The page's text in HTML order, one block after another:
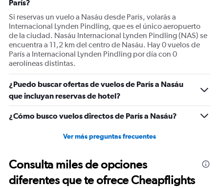
axis
values.
Range:
0
to
1500.
París?
Si reservas un vuelo a Nasáu desde París, volarás a
Internacional Lynden Pindling, que es el único aeropuerto
de la ciudad. Nasáu Internacional Lynden Pindling (NAS) se
encuentra a 11,2 km del centro de Nasáu. Hay 0 vuelos de
París a Internacional Lynden Pindling por día con 0
aerolíneas distintas.
¿Puedo buscar ofertas de vuelos de París a Nasáu
que incluyan reservas de hotel?
¿Cómo busco vuelos directos de París a Nasáu?
Ver más preguntas frecuentes
Consulta miles de opciones
diferentes que te ofrece Cheapflights